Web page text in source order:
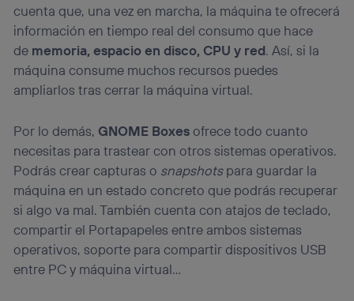
cuenta que, una vez en marcha, la máquina te ofrecerá
información en tiempo real del consumo que hace
de memoria, espacio en disco, CPU y red. Así, si la
máquina consume muchos recursos puedes
ampliarlos tras cerrar la máquina virtual.
Por lo demás, GNOME Boxesofrece todo cuanto
necesitas para trastear con otros sistemas operativos.
Podrás crear capturas o snapshotspara guardar la
máquina en un estado concreto que podrás recuperar
si algo va mal. También cuenta con atajos de teclado,
compartir el Portapapeles entre ambos sistemas
operativos, soporte para compartir dispositivos USB
entre PC y máquina virtual…